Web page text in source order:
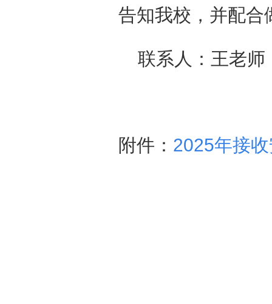
告知我校，并配合
联系人：王老师
附件： 2025年接